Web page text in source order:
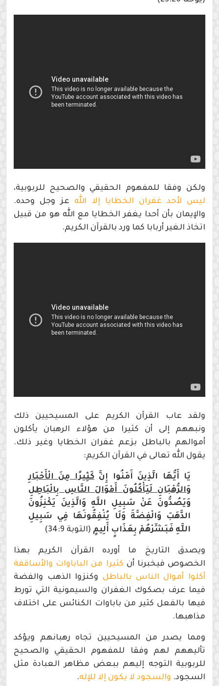
ولكن وفقا للمفهوم الحقيقي والصحيح للربوبية،
ليس لأحد غفران الخطايا إلا الله عز وجل وحده.
والإيمان بأن أحدا يغفر الخطايا مع الله هو من قبيل
اتخاذ الغير أربابا كما ورد بالقرآن الكريم.
ولقد عاب القرآن الكريم على المسيحيين ذلك
ونبههم إلى أن كثيرا من هؤلاء الرهبان يأكلون
أموالهم بالباطل بزعم غفران الخطايا وغير ذلك.
يقول الله تعالى في القرآن الكريم:
يَا أَيُّهَا الَّذِينَ آَمَنُوا إِنَّكَثِيرًا مِنَ الْأَحْبَارِ
وَالرُّهْبَانِ لَيَأْكُلُونَ أَمْوَالَ النَّاسِ بِالْبَاطِلِ
وَيَصُدُّونَ عَنْ سَبِيلِ اللَّهِ وَالَّذِينَ يَكْنِزُونَ
الذَّهَبَ وَالْفِضَّةَ وَلَا يُنْفِقُونَهَا فِي سَبِيلِ
اللَّهِ فَبَشِّرْهُمْ بِعَذَابٍ أَلِيمٍ (التوبة 34:9)
ويصدق التاريخ ما أورده القرآن الكريم بهذا
الخصوص فيخبرنا أن كثيرا من الباباوات والأساقفة
أكلوا أموال الناس بالباطل وكنزوا الذهب والفضة
فيما عرف بصكوك الغفران والسيمونية التي تورط
فيها بالفعل كثير من باباوات الكنائس على اختلاف
مذاهبها.
ومما يصدر من المسيحيين تجاه رهبانهم ويؤكد
تأليههم لهم وفقا للمفهوم الحقيقي والصحيح
للربوبية التوجه إليهم ببعض مظاهر العبادة مثل
السجود. والسجود لا يكون إلا للإله.